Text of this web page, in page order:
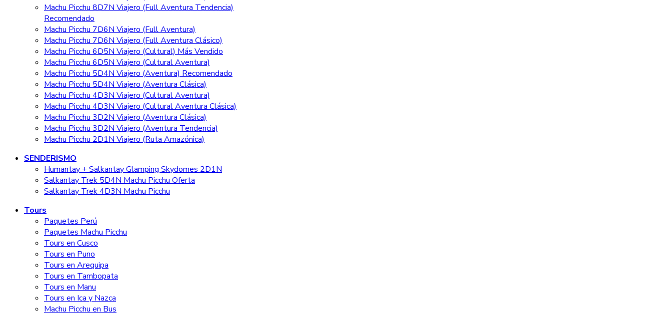
Machu Picchu 8D7N Viajero (Full Aventura Tendencia)
Recomendado
Machu Picchu 7D6N Viajero (Full Aventura)
Machu Picchu 7D6N Viajero (Full Aventura Clásico)
Machu Picchu 6D5N Viajero (Cultural) Más Vendido
Machu Picchu 6D5N Viajero (Cultural Aventura)
Machu Picchu 5D4N Viajero (Aventura) Recomendado
Machu Picchu 5D4N Viajero (Aventura Clásica)
Machu Picchu 4D3N Viajero (Cultural Aventura)
Machu Picchu 4D3N Viajero (Cultural Aventura Clásica)
Machu Picchu 3D2N Viajero (Aventura Clásica)
Machu Picchu 3D2N Viajero (Aventura Tendencia)
Machu Picchu 2D1N Viajero (Ruta Amazónica)
SENDERISMO
Humantay + Salkantay Glamping Skydomes 2D1N
Salkantay Trek 5D4N Machu Picchu Oferta
Salkantay Trek 4D3N Machu Picchu
Tours
Paquetes Perú
Paquetes Machu Picchu
Tours en Cusco
Tours en Puno
Tours en Arequipa
Tours en Tambopata
Tours en Manu
Tours en Ica y Nazca
Machu Picchu en Bus